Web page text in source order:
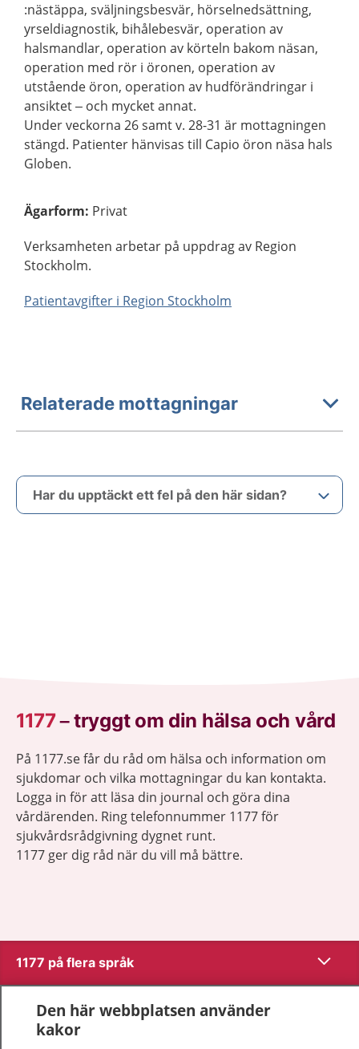
:nästäppa, sväljningsbesvär, hörselnedsättning,
yrseldiagnostik, bihålebesvär, operation av
halsmandlar, operation av körteln bakom näsan,
operation med rör i öronen, operation av
utstående öron, operation av hudförändringar i
ansiktet – och mycket annat.
Under veckorna 26 samt v. 28-31 är mottagningen
stängd. Patienter hänvisas till Capio öron näsa hals
Globen.
Ägarform: Privat
Verksamheten arbetar på uppdrag av Region
Stockholm.
Patientavgifter i Region Stockholm
Relaterade mottagningar
Har du upptäckt ett fel på den här sidan?
1177–tryggt om din hälsa och vård
På 1177.se får du råd om hälsa och information om
sjukdomar och vilka mottagningar du kan kontakta.
Logga in för att läsa din journal och göra dina
vårdärenden. Ring telefonnummer 1177 för
sjukvårdsrådgivning dygnet runt.
1177 ger dig råd när du vill må bättre.
1177 på flera språk Visa
Om 1177
Den här webbplatsen använder
kakor